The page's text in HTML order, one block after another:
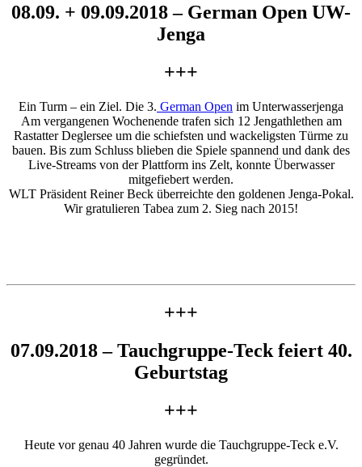
08.09. + 09.09.2018 – German Open UW-
Jenga
+++
Ein Turm – ein Ziel. Die 3. German Open im Unterwasserjenga
Am vergangenen Wochenende trafen sich 12 Jengathlethen am
Rastatter Deglersee um die schiefsten und wackeligsten Türme zu
bauen. Bis zum Schluss blieben die Spiele spannend und dank des
Live-Streams von der Plattform ins Zelt, konnte Überwasser
mitgefiebert werden.
WLT Präsident Reiner Beck überreichte den goldenen Jenga-Pokal.
Wir gratulieren Tabea zum 2. Sieg nach 2015!
+++
07.09.2018 – Tauchgruppe-Teck feiert 40.
Geburtstag
+++
Heute vor genau 40 Jahren wurde die Tauchgruppe-Teck e.V.
gegründet.